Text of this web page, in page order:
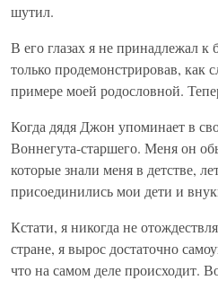
шутил.
В его глазах я не принадлежал к
только продемонстрировав, как
примере моей родословной.
Когда дядя Джон упоминает в
Воннегута-старшего. Меня он
которые знали меня в детстве,
присоединились мои дети и
Кстати, я никогда не
стране, я вырос достаточно
что на самом деле происходит.